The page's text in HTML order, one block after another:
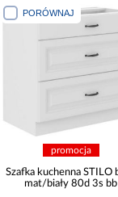
PORÓWNAJ
promocja
Szafka kuchenna STILO
mat/biały 80d 3s bb